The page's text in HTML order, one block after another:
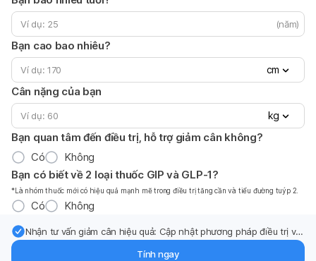
(năm)
Bạn cao bao nhiêu?
cm
Cân nặng của bạn
kg
Bạn quan tâm đến điều trị, hỗ trợ giảm cân không?
Có
Không
Bạn có biết về 2 loại thuốc GIP và GLP-1?
*Là nhóm thuốc mới có hiệu quả mạnh mẽ trong điều trị tăng cần và tiểu đường tuýp 2.
Có Không
Nhận tư vấn giảm cân hiệu quả: Cập nhật phương pháp điều trị và
Tính ngay